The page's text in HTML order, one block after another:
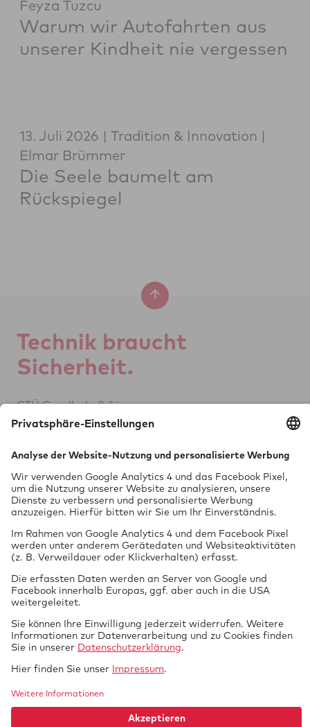
Feyza Tuzcu
Warum wir Autofahrten aus
unserer Kindheit nie vergessen
13. Juli 2026
Tradition & Innovation
Elmar Brümmer
Die Seele baumelt am
Rückspiegel
Tech­nik braucht
Si­cher­heit.
GTÜ Ge­sell­schaft für
Tech­ni­sche Über­wa­chung mbH
70567 Stuttgart
FON 0711 97676-0
MAIL info@gtue.de
WEB www.gtue.de
Datenschutz
Impressum